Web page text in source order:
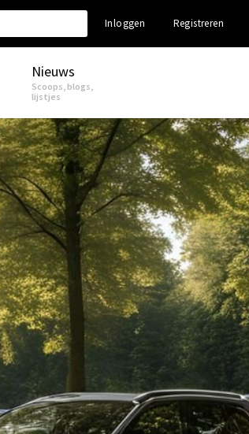
Inloggen Registreren
Nieuws
Scoops, blogs,
lijstjes